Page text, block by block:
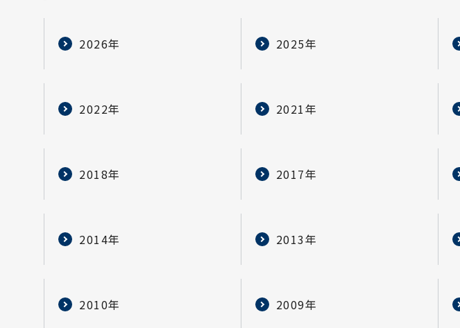
2026年 2025年
2022年 2021年
2018年 2017年
2014年 2013年
2010年 2009年